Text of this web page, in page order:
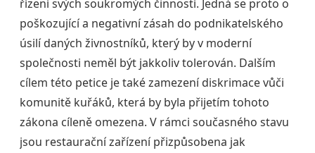
řízení svých soukromých činností. Jedná se proto o
poškozující a negativní zásah do podnikatelského
úsilí daných živnostníků, který by v moderní
společnosti neměl být jakkoliv tolerován. Dalším
cílem této petice je také zamezení diskrimace vůči
komunitě kuřáků, která by byla přijetím tohoto
zákona cíleně omezena. V rámci současného stavu
jsou restaurační zařízení přizpůsobena jak